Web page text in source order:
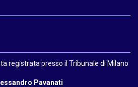
registrata presso il Tribunale di Milano
Pavanati